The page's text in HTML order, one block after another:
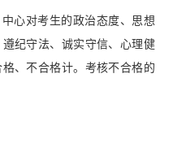
心对考生的政治态度、思想
纪守法、诚实守信、心理健
、不合格计。考核不合格的